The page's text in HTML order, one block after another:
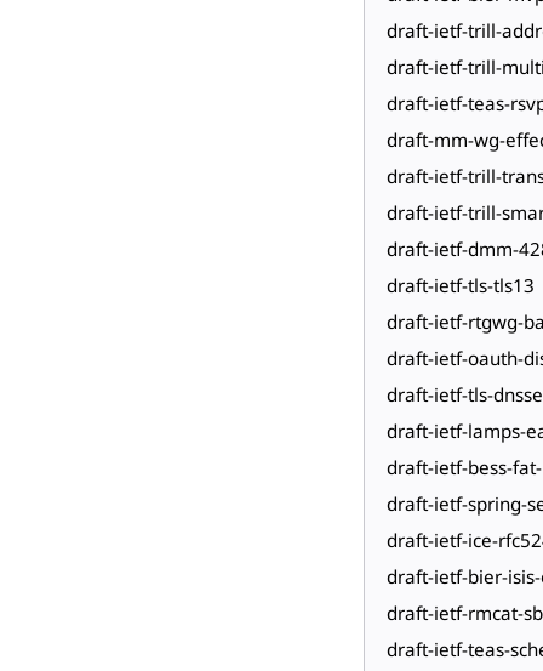
draft-ietf-trill-
draft-ietf-trill-
draft-ietf-teas-
draft-mm-wg-
draft-ietf-trill-
draft-ietf-trill-
draft-ietf-dmm-
draft-ietf-tls-tls13
draft-ietf-rtgwg-
draft-ietf-oauth-
draft-ietf-tls-
draft-ietf-lamps-
draft-ietf-bess-
draft-ietf-spring-
draft-ietf-ice-
draft-ietf-bier-
draft-ietf-rmcat-
draft-ietf-teas-